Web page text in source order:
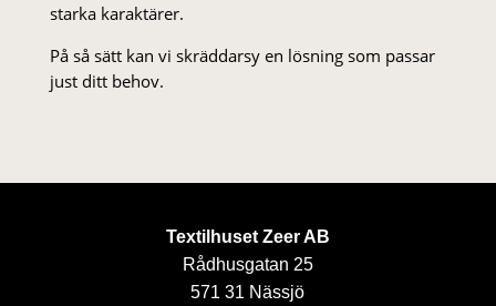
starka karaktärer.
På så sätt kan vi skräddarsy en lösning som passar
just ditt behov.
Textilhuset Zeer AB
Rådhusgatan 25
571 31 Nässjö